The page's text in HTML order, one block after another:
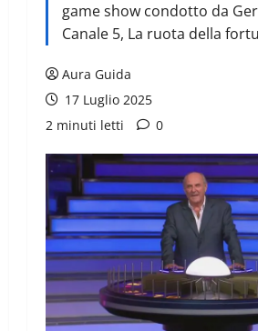
game show condotto da
Canale 5, La ruota della
Aura Guida
17 Luglio 2025
2 minuti letti
0